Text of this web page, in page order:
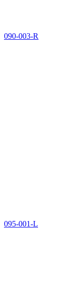
090-003-R
095-001-L